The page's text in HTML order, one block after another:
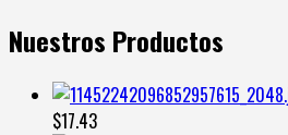
Nuestros Productos
$17.43